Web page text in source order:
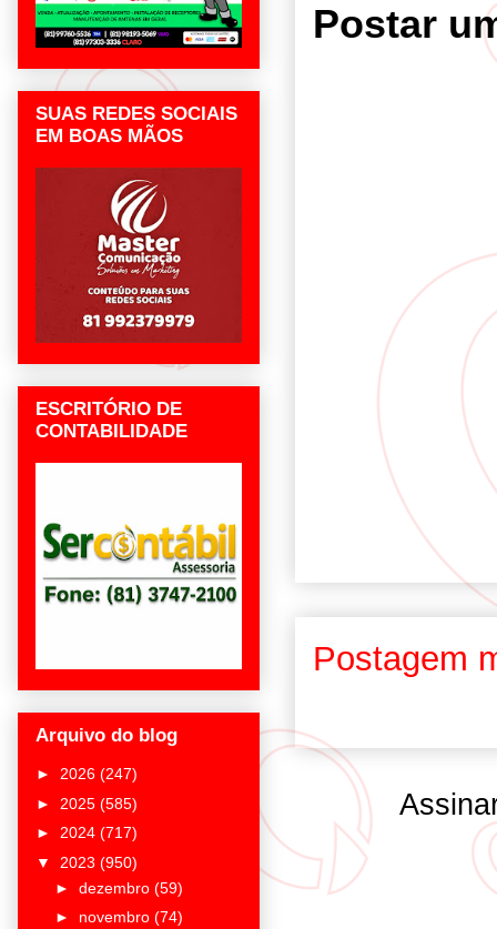
Postar
Postagem
SUAS REDES SOCIAIS
EM BOAS MÃOS
ESCRITÓRIO DE
CONTABILIDADE
Arquivo do blog
► 2026 (247)
► 2025 (585)
► 2024 (717)
▼ 2023 (950)
► dezembro (59)
► novembro (74)